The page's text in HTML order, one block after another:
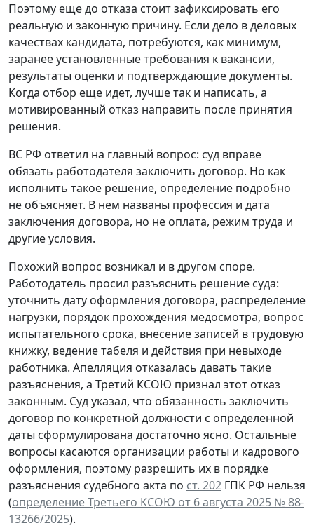
Поэтому еще до отказа стоит зафиксировать его
реальную и законную причину. Если дело в деловых
качествах кандидата, потребуются, как минимум,
заранее установленные требования к вакансии,
результаты оценки и подтверждающие документы.
Когда отбор еще идет, лучше так и написать, а
мотивированный отказ направить после принятия
решения.
ВС РФ ответил на главный вопрос: суд вправе
обязать работодателя заключить договор. Но как
исполнить такое решение, определение подробно
не объясняет. В нем названы профессия и дата
заключения договора, но не оплата, режим труда и
другие условия.
Похожий вопрос возникал и в другом споре.
Работодатель просил разъяснить решение суда:
уточнить дату оформления договора, распределение
нагрузки, порядок прохождения медосмотра, вопрос
испытательного срока, внесение записей в трудовую
книжку, ведение табеля и действия при невыходе
работника. Апелляция отказалась давать такие
разъяснения, а Третий КСОЮ признал этот отказ
законным. Суд указал, что обязанность заключить
договор по конкретной должности с определенной
даты сформулирована достаточно ясно. Остальные
вопросы касаются организации работы и кадрового
оформления, поэтому разрешить их в порядке
разъяснения судебного акта по ст. 202 ГПК РФ нельзя
(определение Третьего КСОЮ от 6 августа 2025 № 88-
13266/2025).